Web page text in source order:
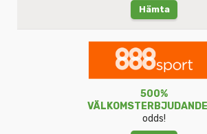
Hämta
500%
VÄLKOMSTERBJUDANDE
odds!